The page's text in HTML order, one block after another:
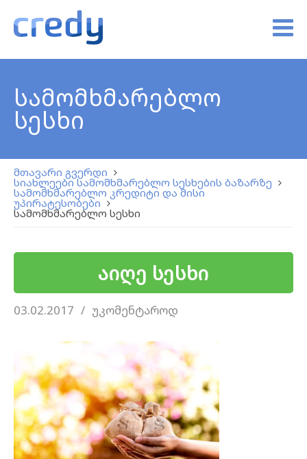
სამომხმარებლო
სესხი
მთავარი გვერდი
სიახლეები სამომხმარებლო სესხების ბაზარზე
სამომხმარებლო კრედიტი და მისი
უპირატესობები
სამომხმარებლო სესხი
აიღე სესხი
03.02.2017 უკომენტაროდ